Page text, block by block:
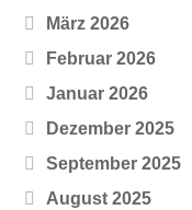
März 2026
Februar 2026
Januar 2026
Dezember 2025
September 2025
August 2025